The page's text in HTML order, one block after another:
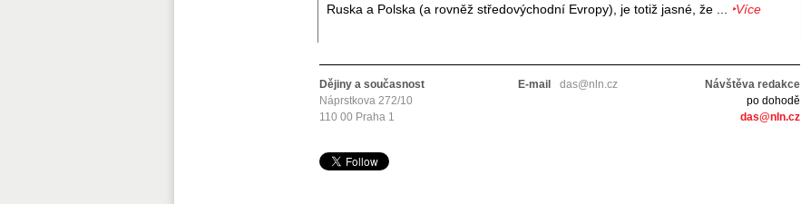
Ruska a Polska (a rovněž středovýchodní Evropy), je totiž jasné, že ... ‣Více
Dějiny a současnost
Náprstkova 272/10
110 00 Praha 1
E-mail das@nln.cz
Návštěva redakce
po dohodě
das@nln.cz